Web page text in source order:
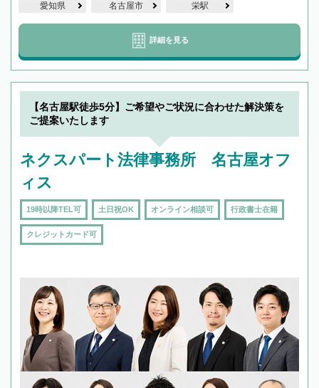
愛知県 名古屋市 栄駅
詳細を見る
【名古屋駅徒歩5分】ご希望やご状況に合わせた解決策を
ご提案いたします
ネクスパート法律事務所 名古屋オフ
ィス
19時以降TEL可 土日祝OK オンライン相談可 行政書士在籍
クレジットカード可